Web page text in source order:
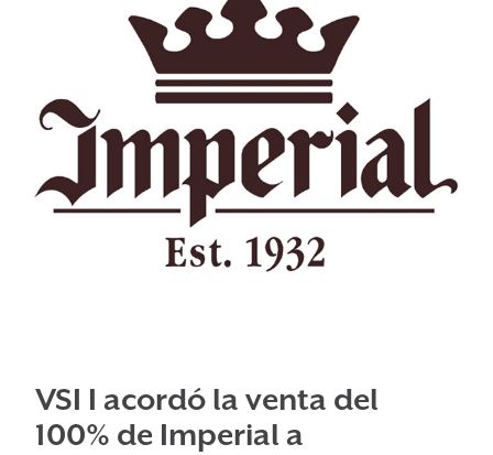
VSI I acordó la venta del
100% de Imperial a